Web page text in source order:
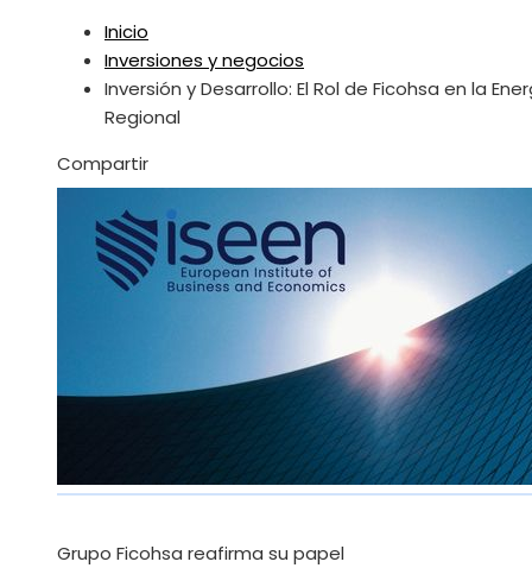
Inicio
Inversiones y negocios
Inversión y Desarrollo: El Rol de Ficohsa en la
Regional
Facebook
Twitter
LinkedIn
Pinterest
Stumbleupon
Email
Compartir
Grupo Ficohsa reafirma su papel